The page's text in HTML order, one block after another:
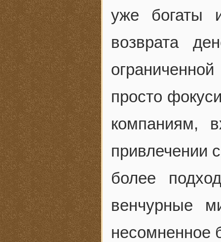
уже богаты
возврата
просто
компаниям,
привлечении
более
венчурные
несомненное